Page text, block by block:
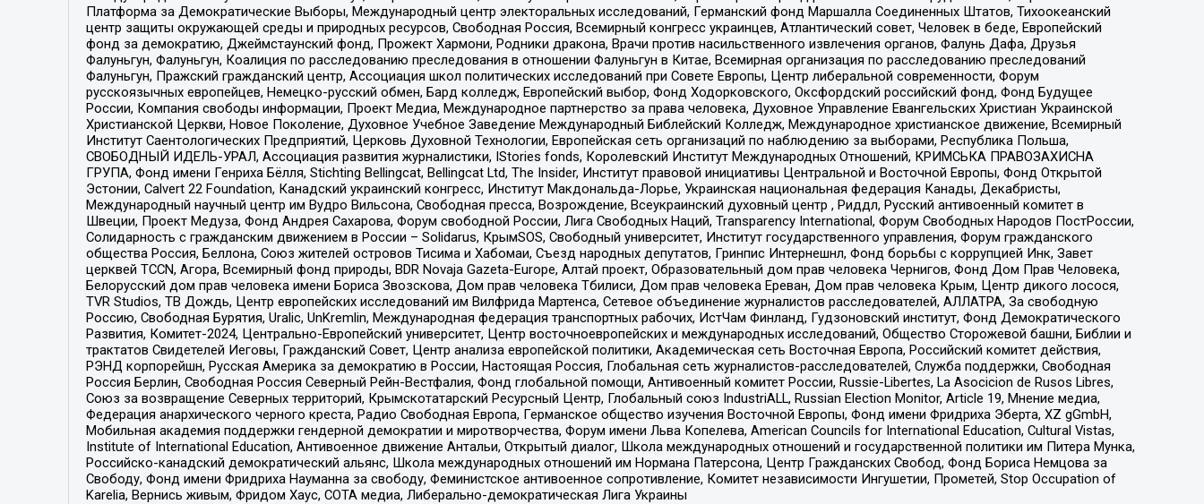
Платформа за Демократические Выборы, Международный центр электоральных исследований, Германский фонд Маршалла Соединенных Штатов, Тихоокеанский
центр защиты окружающей среды и природных ресурсов, Свободная Россия, Всемирный конгресс украинцев, Атлантический совет, Человек в беде, Европейский
фонд за демократию, Джеймстаунский фонд, Прожект Хармони, Родники дракона, Врачи против насильственного извлечения органов, Фалунь Дафа, Друзья
Фалуньгун, Фалуньгун, Коалиция по расследованию преследования в отношении Фалуньгун в Китае, Всемирная организация по расследованию преследований
Фалуньгун, Пражский гражданский центр, Ассоциация школ политических исследований при Совете Европы, Центр либеральной современности, Форум
русскоязычных европейцев, Немецко-русский обмен, Бард колледж, Европейский выбор, Фонд Ходорковского, Оксфордский российский фонд, Фонд Будущее
России, Компания свободы информации, Проект Медиа, Международное партнерство за права человека, Духовное Управление Евангельских Христиан Украинской
Христианской Церкви, Новое Поколение, Духовное Учебное Заведение Международный Библейский Колледж, Международное христианское движение, Всемирный
Институт Саентологических Предприятий, Церковь Духовной Технологии, Европейская сеть организаций по наблюдению за выборами, Республика Польша,
СВОБОДНЫЙ ИДЕЛЬ-УРАЛ, Ассоциация развития журналистики, IStories fonds, Королевский Институт Международных Отношений, КРИМСЬКА ПРАВОЗАХИСНА
ГРУПА, Фонд имени Генриха Бёлля, Stichting Bellingcat, Bellingcat Ltd, The Insider, Институт правовой инициативы Центральной и Восточной Европы, Фонд Открытой
Эстонии, Calvert 22 Foundation, Канадский украинский конгресс, Институт Макдональда-Лорье, Украинская национальная федерация Канады, Декабристы,
Международный научный центр им Вудро Вильсона, Свободная пресса, Возрождение, Всеукраинский духовный центр , Риддл, Русский антивоенный комитет в
Швеции, Проект Медуза, Фонд Андрея Сахарова, Форум свободной России, Лига Свободных Наций, Transparеncy International, Форум Свободных Народов ПостРоссии,
Солидарность с гражданским движением в России – Solidarus, КрымSOS, Свободный университет, Институт государственного управления, Форум гражданского
общества Россия, Беллона, Союз жителей островов Тисима и Хабомаи, Съезд народных депутатов, Гринпис Интернешнл, Фонд борьбы с коррупцией Инк, Завет
церквей TCCN, Агора, Всемирный фонд природы, BDR Novaja Gazeta-Europe, Алтай проект, Образовательный дом прав человека Чернигов, Фонд Дом Прав Человека,
Белорусский дом прав человека имени Бориса Звозскова, Дом прав человека Тбилиси, Дом прав человека Ереван, Дом прав человека Крым, Центр дикого лосося,
TVR Studios, ТВ Дождь, Центр европейских исследований им Вилфрида Мартенса, Сетевое объединение журналистов расследователей, АЛЛАТРА, За свободную
Россию, Свободная Бурятия, Uralic, UnKremlin, Международная федерация транспортных рабочих, ИстЧам Финланд, Гудзоновский институт, Фонд Демократического
Развития, Комитет-2024, Центрально-Европейский университет, Центр восточноевропейских и международных исследований, Общество Сторожевой башни, Библии и
трактатов Свидетелей Иеговы, Гражданский Совет, Центр анализа европейской политики, Академическая сеть Восточная Европа, Российский комитет действия,
РЭНД корпорейшн, Русская Америка за демократию в России, Настоящая Россия, Глобальная сеть журналистов-расследователей, Служба поддержки, Свободная
Россия Берлин, Свободная Россия Северный Рейн-Вестфалия, Фонд глобальной помощи, Антивоенный комитет России, Russie-Libertes, La Asocicion de Rusos Libres,
Союз за возвращение Северных территорий, Крымскотатарский Ресурсный Центр, Глобальный союз IndustriALL, Russian Election Monitor, Article 19, Мнение медиа,
Федерация анархического черного креста, Радио Свободная Европа, Германское общество изучения Восточной Европы, Фонд имени Фридриха Эберта, XZ gGmbH,
Мобильная академия поддержки гендерной демократии и миротворчества, Форум имени Льва Копелева, American Councils for International Education, Cultural Vistas,
Institute of International Education, Антивоенное движение Антальи, Открытый диалог, Школа международных отношений и государственной политики им Питера Мунка,
Российско-канадский демократический альянс, Школа международных отношений им Нормана Патерсона, Центр Гражданских Свобод, Фонд Бориса Немцова за
Свободу, Фонд имени Фридриха Науманна за свободу, Феминистское антивоенное сопротивление, Комитет независимости Ингушетии, Прометей, Stop Occupation of
Karelia, Вернись живым, Фридом Хаус, СОТА медиа, Либерально-демократическая Лига Украины